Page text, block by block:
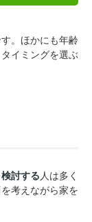
。ほかにも年齢
イミングを選ぶ
討する 人は多く
考えながら家を